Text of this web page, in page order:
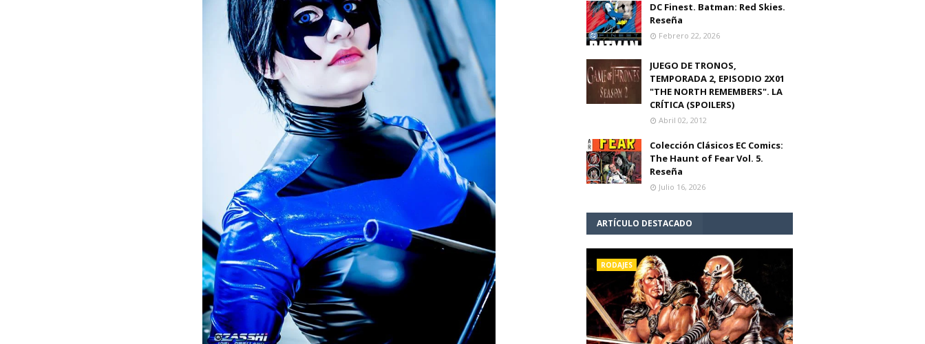
DC Finest. Batman: Red Skies.
Reseña
Febrero 22, 2026
JUEGO DE TRONOS,
TEMPORADA 2, EPISODIO 2X01
"THE NORTH REMEMBERS". LA
CRÍTICA (SPOILERS)
Abril 02, 2012
Colección Clásicos EC Comics:
The Haunt of Fear Vol. 5.
Reseña
Julio 16, 2026
ARTÍCULO DESTACADO
RODAJES